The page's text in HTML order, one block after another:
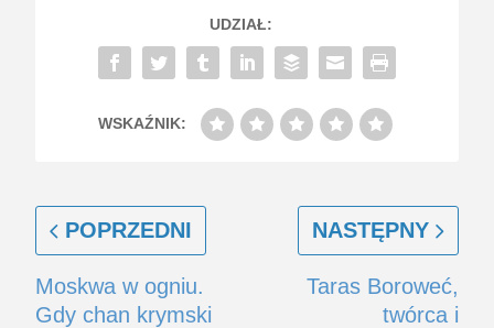
UDZIAŁ:
WSKAŹNIK:
POPRZEDNI
Moskwa w ogniu.
Gdy chan krymski
NASTĘPNY
Taras Boroweć,
twórca i